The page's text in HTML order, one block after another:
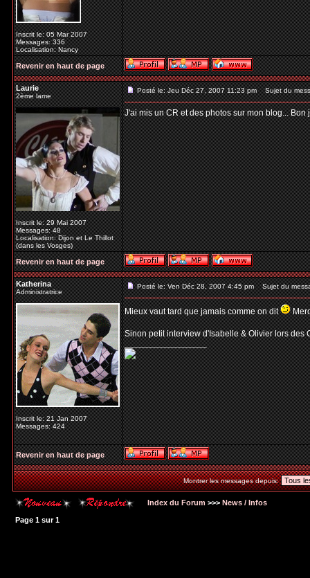
Inscrit le: 05 Mar 2007
Messages: 336
Localisation: Nancy
Revenir en haut de page
Laurie
2ème lame
Inscrit le: 29 Mai 2007
Messages: 48
Localisation: Dijon et Le Thillot
(dans les Vosges)
Posté le: Jeu Déc 27, 2007 11:23 pm Sujet du
J'ai mis un CR et des photos sur mon blog...
Revenir en haut de page
Katherina
Administratrice
Inscrit le: 21 Jan 2007
Messages: 424
Posté le: Ven Déc 28, 2007 4:45 pm Sujet du
Mieux vaut tard que jamais comme on dit
Sinon petit interview d'Isabelle & Olivier lors des
_________________
Revenir en haut de page
Montrer les messages depuis:
Index du Forum >>> News / Infos
Page 1 sur1